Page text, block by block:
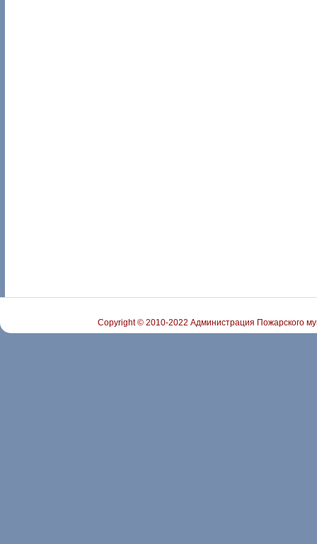
Copyright © 2010-2022 Администрация Пожарского